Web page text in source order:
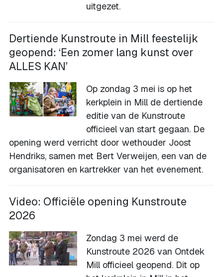
uitgezet.
Dertiende Kunstroute in Mill feestelijk
geopend: ‘Een zomer lang kunst over
ALLES KAN’
Op zondag 3 mei is op het
kerkplein in Mill de dertiende
editie van de Kunstroute
officieel van start gegaan. De
opening werd verricht door wethouder Joost
Hendriks, samen met Bert Verweijen, een van de
organisatoren en kartrekker van het evenement.
Video: Officiële opening Kunstroute
2026
Zondag 3 mei werd de
Kunstroute 2026 van Ontdek
Mill officieel geopend. Dit op